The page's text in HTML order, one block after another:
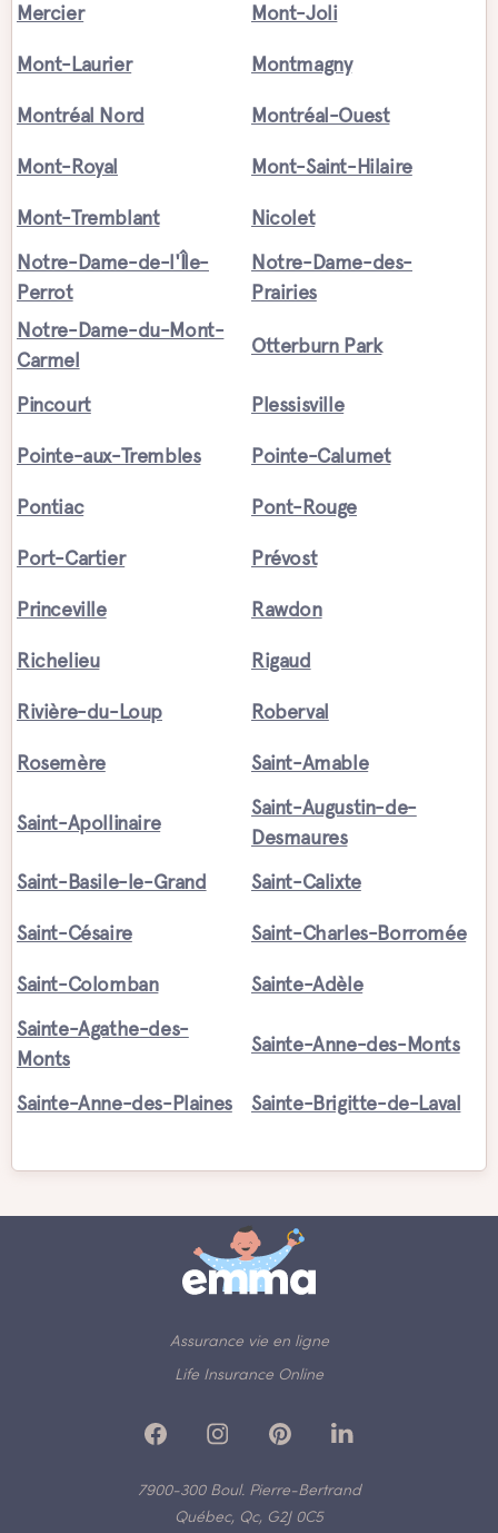
Mercier Mont-Joli
Mont-Laurier Montmagny
Montréal Nord Montréal-Ouest
Mont-Royal Mont-Saint-Hilaire
Mont-Tremblant
Nicolet
Notre-Dame-de-l'Île-
Perrot
Notre-Dame-des-
Prairies
Notre-Dame-du-Mont-
Carmel
Otterburn Park
Pincourt Plessisville
Pointe-aux-Trembles Pointe-Calumet
Pontiac Pont-Rouge
Port-Cartier Prévost
Princeville Rawdon
Richelieu Rigaud
Rivière-du-Loup Roberval
Rosemère Saint-Amable
Saint-Apollinaire
Saint-Augustin-de-
Desmaures
Saint-Basile-le-Grand
Saint-Calixte
Saint-Césaire Saint-Charles-Borromée
Saint-Colomban
Sainte-Adèle
Sainte-Agathe-des-
Monts
Sainte-Anne-des-Monts
Sainte-Anne-des-Plaines Sainte-Brigitte-de-Laval
Assurance vie en ligne
Life Insurance Online
7900-300 Boul. Pierre-Bertrand
Québec, Qc, G2J 0C5